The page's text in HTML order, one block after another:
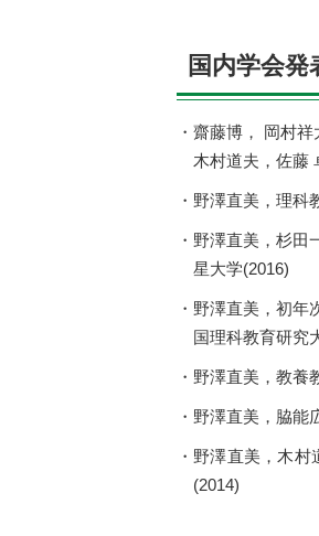
国内学会発
齋藤博， 岡村祥
木村道夫，佐藤
野澤直美，理科
野澤直美，杉田
星大学(2016)
野澤直美，初年
国理科教育研究
野澤直美，教養
野澤直美，脇能
野澤直美，木村
(2014)